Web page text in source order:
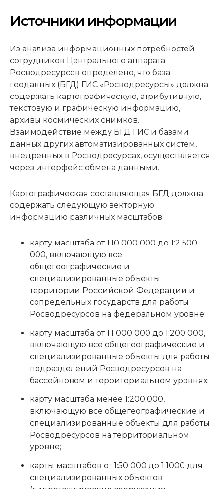
Источники информации
Из анализа информационных потребностей
сотрудников Центрального аппарата
Росводресурсов определено, что база
геоданных (БГД) ГИС «Росводресурсы» должна
содержать картографическую, атрибутивную,
текстовую и графическую информацию,
архивы космических снимков.
Взаимодействие между БГД ГИС и базами
данных других автоматизированных систем,
внедренных в Росводресурсах, осуществляется
через интерфейс обмена данными.
Картографическая составляющая БГД должна
содержать следующую векторную
информацию различных масштабов:
карту масштаба от 1:10 000 000 до 1:2 500
000, включающую все
общегеографические и
специализированные объекты
территории Российской Федерации и
сопредельных государств для работы
Росводресурсов на федеральном уровне;
карту масштаба от 1:1 000 000 до 1:200 000,
включающую все общегеографические и
специализированные объекты для работы
подразделений Росводресурсов на
бассейновом и территориальном уровнях;
карту масштаба менее 1:200 000,
включающую все общегеографические и
специализированные объекты для работы
Росводресурсов на территориальном
уровне;
карты масштабов от 1:50 000 до 1:1000 для
специализированных объектов